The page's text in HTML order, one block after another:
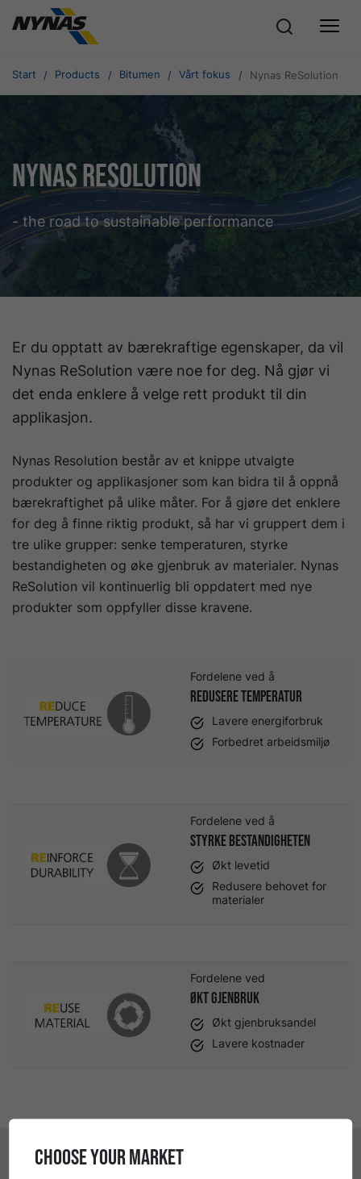
Start Products Bitumen Vårt fokus Nynas ReSolution
Nynas ReSolution
- the road to sustainable performance
Er du opptatt av bærekraftige egenskaper, da vil
Nynas ReSolution være noe for deg. Nå gjør vi
det enda enklere å velge rett produkt til din
applikasjon.
Nynas Resolution består av et knippe utvalgte
produkter og applikasjoner som kan bidra til å oppnå
bærekraftighet på ulike måter. For å gjøre det enklere
for deg å finne riktig produkt, så har vi gruppert dem i
tre ulike grupper: senke temperaturen, styrke
bestandigheten og øke gjenbruk av materialer. Nynas
ReSolution vil kontinuerlig bli oppdatert med nye
produkter som oppfyller disse kravene.
Fordelene ved å
Redusere temperatur
Lavere energiforbruk
Forbedret arbeidsmiljø
Fordelene ved å
styrke bestandigheten
Økt levetid
Redusere behovet for
materialer
Fordelene ved
økt gjenbruk
Økt gjenbruksandel
Lavere kostnader
CHOOSE YOUR MARKET